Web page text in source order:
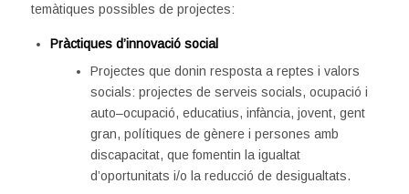
temàtiques possibles de projectes:
Pràctiques d’innovació social
Projectes que donin resposta a reptes i valors
socials: projectes de serveis socials, ocupació i
auto–ocupació, educatius, infància, jovent, gent
gran, polítiques de gènere i persones amb
discapacitat, que fomentin la igualtat
d’oportunitats i/o la reducció de desigualtats.